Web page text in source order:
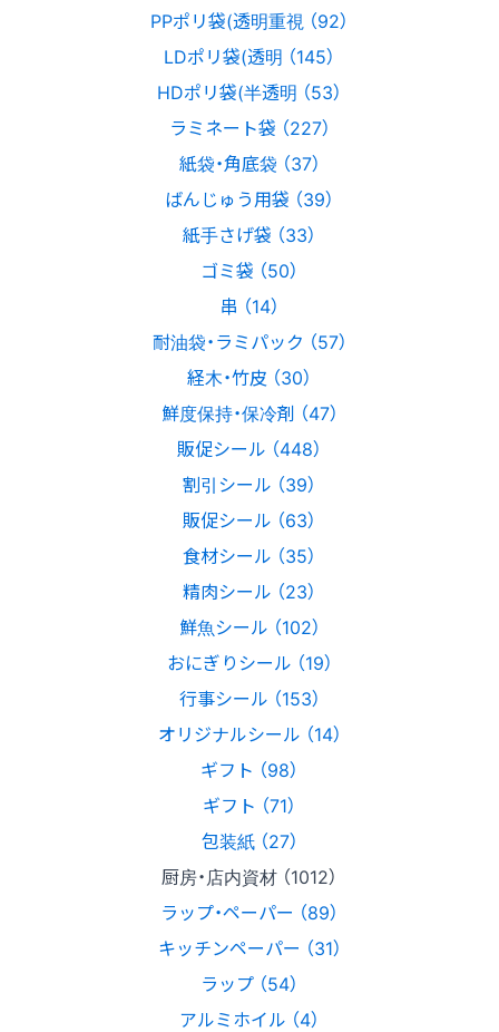
PPポリ袋(透明重視 （92）
LDポリ袋(透明 （145）
HDポリ袋(半透明 （53）
ラミネート袋 （227）
紙袋・角底袋 （37）
ばんじゅう用袋 （39）
紙手さげ袋 （33）
ゴミ袋 （50）
串 （14）
耐油袋・ラミパック （57）
経木・竹皮 （30）
鮮度保持・保冷剤 （47）
販促シール （448）
割引シール （39）
販促シール （63）
食材シール （35）
精肉シール （23）
鮮魚シール （102）
おにぎりシール （19）
行事シール （153）
オリジナルシール （14）
ギフト （98）
ギフト （71）
包装紙 （27）
厨房・店内資材 （1012）
ラップ・ペーパー （89）
キッチンペーパー （31）
ラップ （54）
アルミホイル （4）